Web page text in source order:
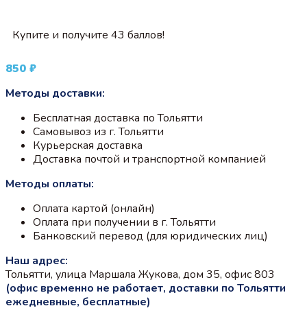
Купите и получите 43 баллов!
850 ₽
Методы доставки:
Бесплатная доставка по Тольятти
Самовывоз из г. Тольятти
Курьерская доставка
Доставка почтой и транспортной компанией
Методы оплаты:
Оплата картой (онлайн)
Оплата при получении в г. Тольятти
Банковский перевод (для юридических лиц)
Наш адрес:
Тольятти, улица Маршала Жукова, дом 35, офис 803
(офис временно не работает, доставки по Тольятти
ежедневные, бесплатные)